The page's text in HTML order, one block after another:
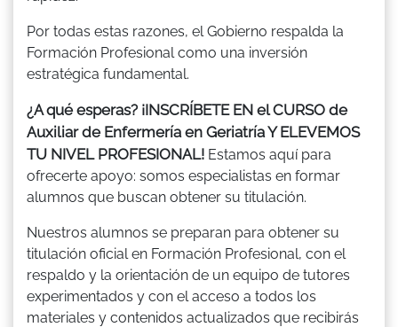
Por todas estas razones, el Gobierno respalda la
Formación Profesional como una inversión
estratégica fundamental.
¿A qué esperas? ¡INSCRÍBETE EN el CURSO de
Auxiliar de Enfermería en Geriatría Y ELEVEMOS
TU NIVEL PROFESIONAL! Estamos aquí para
ofrecerte apoyo: somos especialistas en formar
alumnos que buscan obtener su titulación.
Nuestros alumnos se preparan para obtener su
titulación oficial en Formación Profesional, con el
respaldo y la orientación de un equipo de tutores
experimentados y con el acceso a todos los
materiales y contenidos actualizados que recibirás